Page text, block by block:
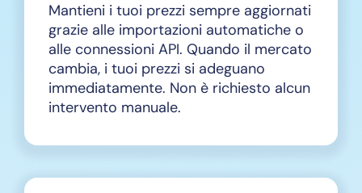
Mantieni i tuoi prezzi sempre aggiornati
grazie alle importazioni automatiche o
alle connessioni API. Quando il mercato
cambia, i tuoi prezzi si adeguano
immediatamente. Non è richiesto alcun
intervento manuale.